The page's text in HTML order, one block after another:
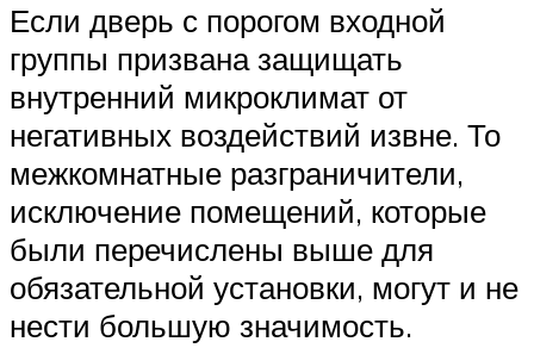
Если дверь с порогом входной
группы призвана защищать
внутренний микроклимат от
негативных воздействий извне. То
межкомнатные разграничители,
исключение помещений, которые
были перечислены выше для
обязательной установки, могут и не
нести большую значимость.